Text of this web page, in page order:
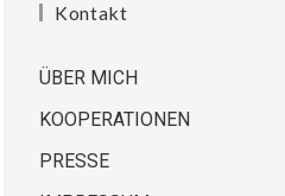
Kontakt
ÜBER MICH
KOOPERATIONEN
PRESSE